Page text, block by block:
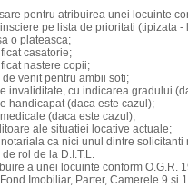
pentru atribuirea unei locuinte
pe lista de prioritati (tipizata
o plateasca;
casatorie;
nastere copii;
de venit pentru ambii soti;
invaliditate, cu indicarea gradului
handicapat (daca este cazul);
(daca este cazul);
ale situatiei locative actuale;
ca nici unul dintre
rol de la D.I.T.L.
a unei locuinte conform O.G.R.
Imobiliar, Parter, Camerele 9 si